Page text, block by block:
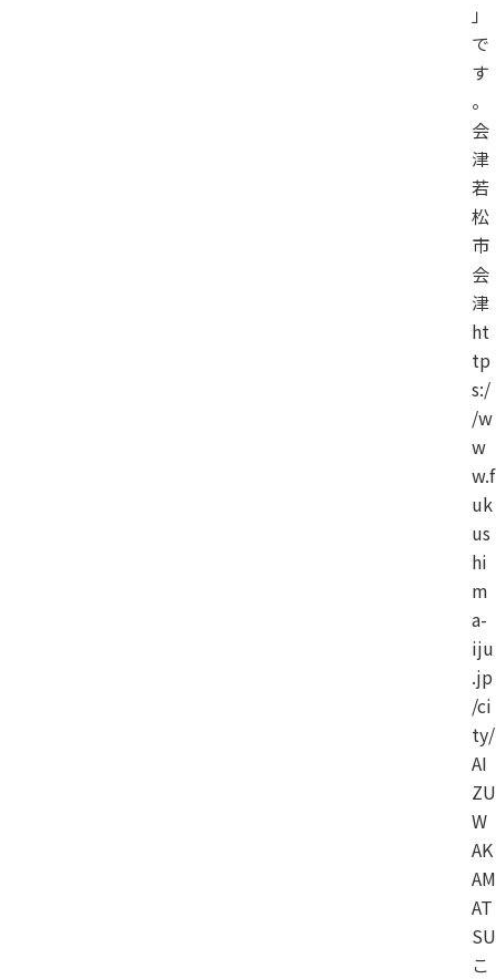
」
で
す
。
会
津
若
松
市
会
津
ht
tp
s:/
/w
w
w.f
uk
us
hi
m
a-
iju
.jp
/ci
ty/
AI
ZU
W
AK
AM
AT
SU
こ